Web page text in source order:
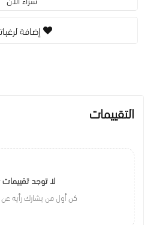
إضافة
التقييمات
لا توجد
كن أول من يشارك رأيه عن